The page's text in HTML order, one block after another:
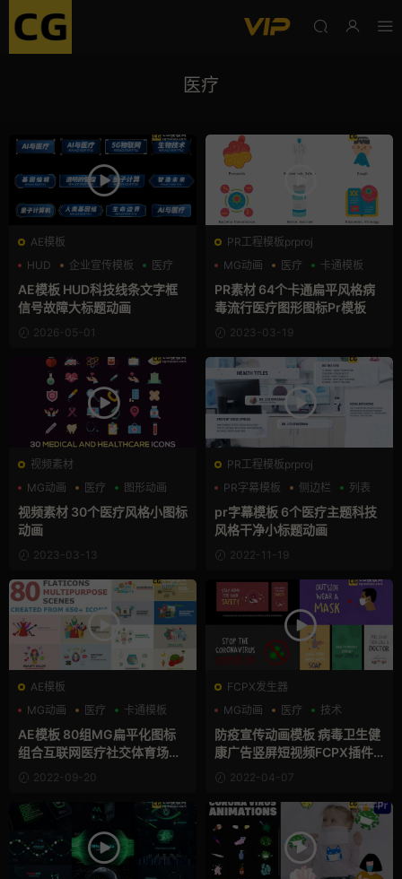
医疗
AE模板
HUD
企业宣传模板 医疗
AE模板 HUD科技线条文字框
信号故障大标题动画
2026-05-01
PR工程模板prproj
MG动画
医疗 卡通模板
PR素材 64个卡通扁平风格病
毒流行医疗图形图标Pr模板
2023-03-19
视频素材
MG动画
医疗 图形动画
视频素材 30个医疗风格小图标
动画
2023-03-13
PR工程模板prproj
PR字幕模板
侧边栏 列表
pr字幕模板 6个医疗主题科技
风格干净小标题动画
2022-11-19
AE模板
MG动画
医疗 卡通模板
AE模板 80组MG扁平化图标
组合互联网医疗社交体育场景
动画2022-09-20
FCPX发生器
MG动画
医疗 技术
防疫宣传动画模板 病毒卫生健
康广告竖屏短视频FCPX插件
Covid-19 Explainer Scenes
And Stories
2022-04-07